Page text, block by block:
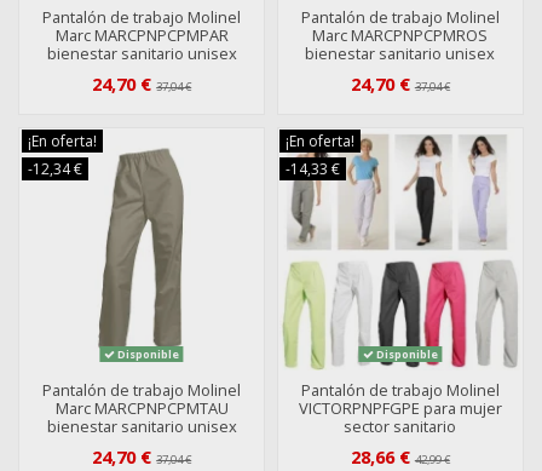
Pantalón de trabajo Molinel
Marc MARCPNPCPMPAR
bienestar sanitario unisex
24,70 €37,04 €
Pantalón de trabajo Molinel
Marc MARCPNPCPMROS
bienestar sanitario unisex
24,70 €37,04 €
¡En oferta!
-12,34 €
Disponible
Pantalón de trabajo Molinel
Marc MARCPNPCPMTAU
bienestar sanitario unisex
24,70 €37,04 €
¡En oferta!
-14,33 €
Disponible
Pantalón de trabajo Molinel
VICTORPNPFGPE para mujer
sector sanitario
28,66 €42,99 €